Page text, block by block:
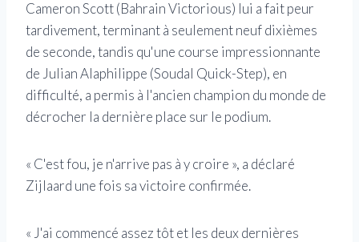
Cameron Scott (Bahrain Victorious) lui a fait peur
tardivement, terminant à seulement neuf dixièmes
de seconde, tandis qu'une course impressionnante
de Julian Alaphilippe (Soudal Quick-Step), en
difficulté, a permis à l'ancien champion du monde de
décrocher la dernière place sur le podium.
« C'est fou, je n'arrive pas à y croire », a déclaré
Zijlaard une fois sa victoire confirmée.
« J'ai commencé assez tôt et les deux dernières